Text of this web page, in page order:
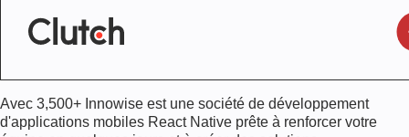
Avec 3,500+ Innowise est une société de développement
d'applications mobiles React Native prête à renforcer votre